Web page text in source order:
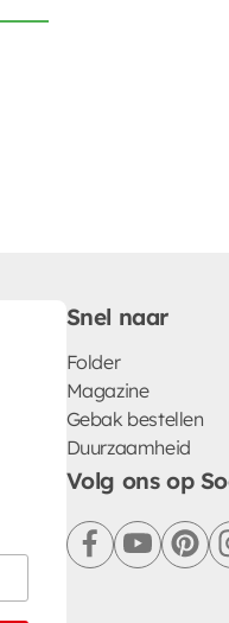
Snel naar
Folder
Magazine
Gebak bestellen
Duurzaamheid
Volg ons op
facebookyoutube